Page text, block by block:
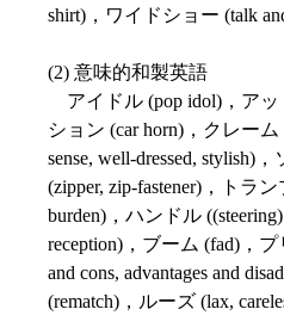
shirt)，ワイドショー (talk
(2) 意味的和製英語
アイドル (pop idol)，アッ
ション (car horn)，クレーム
sense, well-dressed, stylish)
(zipper, zip-fastener)，トラ
burden)，ハンドル
reception)，ブーム (fad)，
and cons, advantages and
(rematch)，ルーズ (lax,